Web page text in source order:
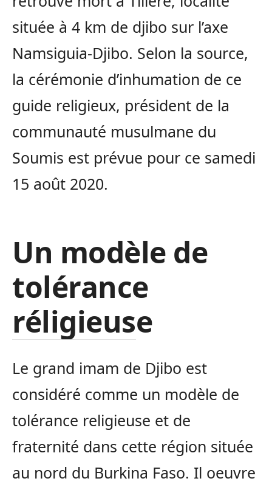
située à 4 km de djibo sur l’axe
Namsiguia-Djibo. Selon la source,
la cérémonie d’inhumation de ce
guide religieux, président de la
communauté musulmane du
Soumis est prévue pour ce samedi
15 août 2020.
Un modèle de
tolérance
réligieuse
Le grand imam de Djibo est
considéré comme un modèle de
tolérance religieuse et de
fraternité dans cette région située
au nord du Burkina Faso. Il oeuvre